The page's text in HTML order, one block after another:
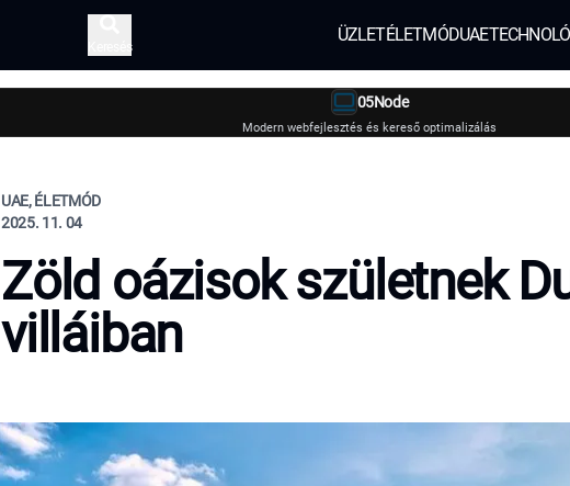
Keresés
ÜZLETÉLETMÓDUAE
05Node
Modern webfejlesztés és kereső optimalizálás
UAE, ÉLETMÓD
2025. 11. 04
Zöld oázisok születnek
villáiban